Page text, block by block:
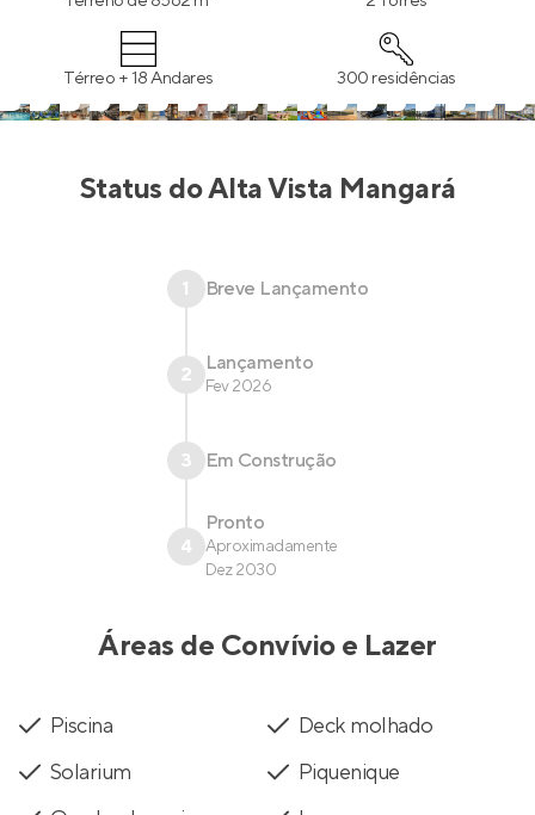
Térreo + 18 Andares 300 residências
Status doAlta Vista Mangará
1 Breve Lançamento
2 Lançamento
Fev 2026
3 Em Construção
4
Pronto
Aproximadamente
Dez 2030
Áreas de Convívio e Lazer
Piscina
Deck molhado
Solarium
Piquenique